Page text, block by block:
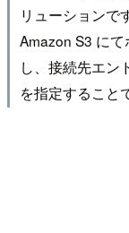
リューションで
Amazon S3 に
し、接続先エン
を指定すること